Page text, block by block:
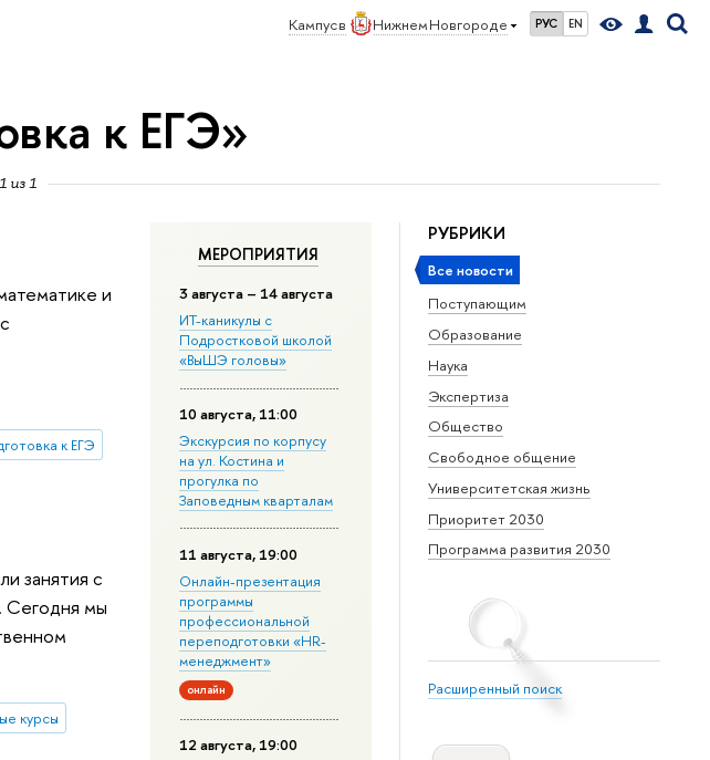
Кампус в Нижнем Новгороде РУС EN
к ЕГЭ»
из 1
РУБРИКИ
Все новости
Поступающим
Образование
Наука
Экспертиза
Общество
Свободное общение
Университетская жизнь
Приоритет 2030
Программа развития 2030
Расширенный поиск
МЕРОПРИЯТИЯ
3 августа – 14 августа
ИТ-каникулы с
Подростковой школой
«ВыШЭ головы»
10 августа, 11:00
Экскурсия по корпусу
на ул. Костина и
прогулка по
Заповедным кварталам
11 августа, 19:00
Онлайн-презентация
программы
профессиональной
переподготовки «HR-
менеджмент»
онлайн
12 августа, 19:00
и
к ЕГЭ
занятия с
Сегодня мы
курсы